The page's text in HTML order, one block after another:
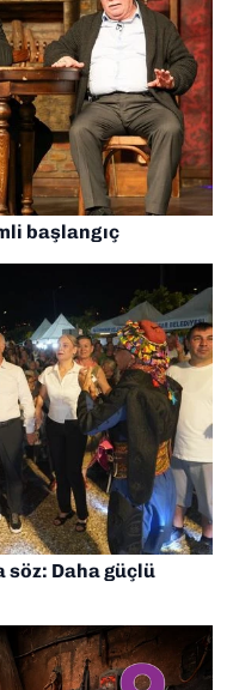
başlangıç
söz: Daha güçlü